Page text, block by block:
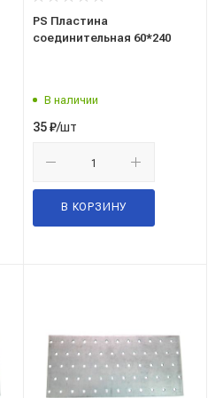
PS Пластина
соединительная 60*240
В наличии
35₽/шт
В КОРЗИНУ